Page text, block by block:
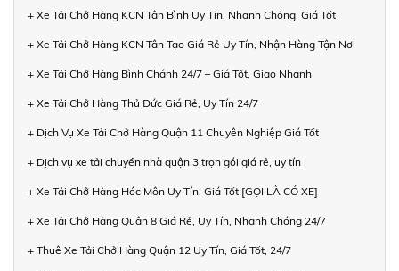
+ Xe Tải Chở Hàng KCN Tân Bình Uy Tín, Nhanh Chóng, Giá Tốt
+ Xe Tải Chở Hàng KCN Tân Tạo Giá Rẻ Uy Tín, Nhận Hàng Tận Nơi
+ Xe Tải Chở Hàng Bình Chánh 24/7 – Giá Tốt, Giao Nhanh
+ Xe Tải Chở Hàng Thủ Đức Giá Rẻ, Uy Tín 24/7
+ Dịch Vụ Xe Tải Chở Hàng Quận 11 Chuyên Nghiệp Giá Tốt
+ Dịch vụ xe tải chuyển nhà quận 3 trọn gói giá rẻ, uy tín
+ Xe Tải Chở Hàng Hóc Môn Uy Tín, Giá Tốt [GỌI LÀ CÓ XE]
+ Xe Tải Chở Hàng Quận 8 Giá Rẻ, Uy Tín, Nhanh Chóng 24/7
+ Thuê Xe Tải Chở Hàng Quận 12 Uy Tín, Giá Tốt, 24/7